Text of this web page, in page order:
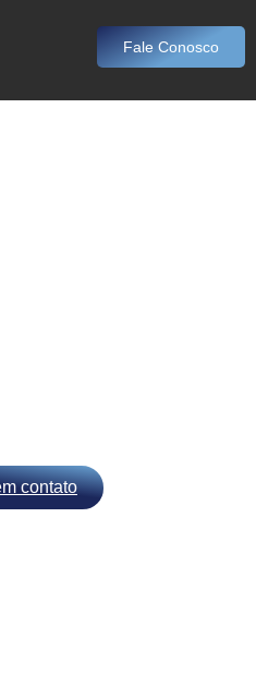
Fale Conosco
contato